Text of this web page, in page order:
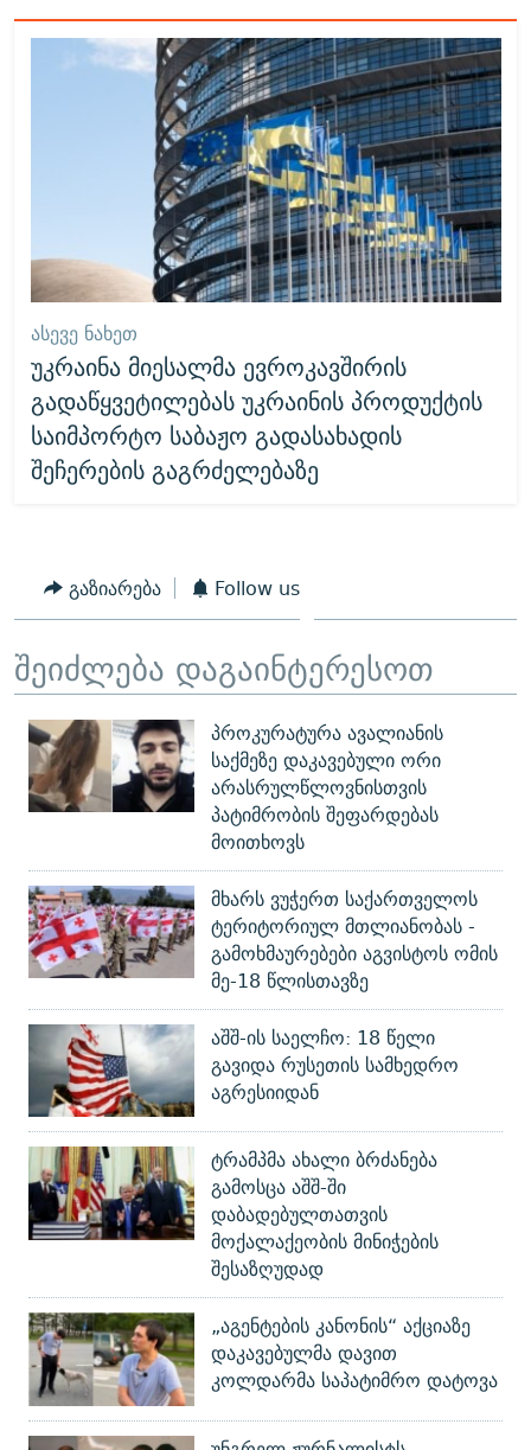
ᲐᲡᲔᲕᲔ ᲜᲐᲮᲔᲗ
უკრაინა მიესალმა ევროკავშირის
გადაწყვეტილებას უკრაინის პროდუქტის
საიმპორტო საბაჟო გადასახადის
შეჩერების გაგრძელებაზე
გაზიარება Follow us
შეიძლება დაგაინტერესოთ
პროკურატურა ავალიანის
საქმეზე დაკავებული ორი
არასრულწლოვნისთვის
პატიმრობის შეფარდებას
მოითხოვს
მხარს ვუჭერთ საქართველოს
ტერიტორიულ მთლიანობას -
გამოხმაურებები აგვისტოს ომის
მე-18 წლისთავზე
აშშ-ის საელჩო: 18 წელი
გავიდა რუსეთის სამხედრო
აგრესიიდან
ტრამპმა ახალი ბრძანება
გამოსცა აშშ-ში
დაბადებულთათვის
მოქალაქეობის მინიჭების
შესაზღუდად
„აგენტების კანონის“ აქციაზე
დაკავებულმა დავით
კოლდარმა საპატიმრო დატოვა